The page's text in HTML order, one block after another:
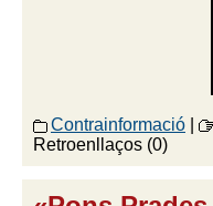
Contrainformació
Retroenllaços (0)